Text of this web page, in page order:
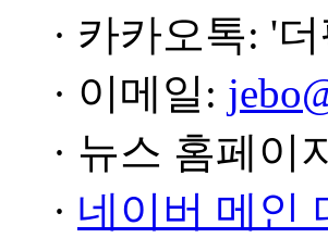
· 카카오톡: '
· 이메일:
· 뉴스 홈페이
· 네이버 메인